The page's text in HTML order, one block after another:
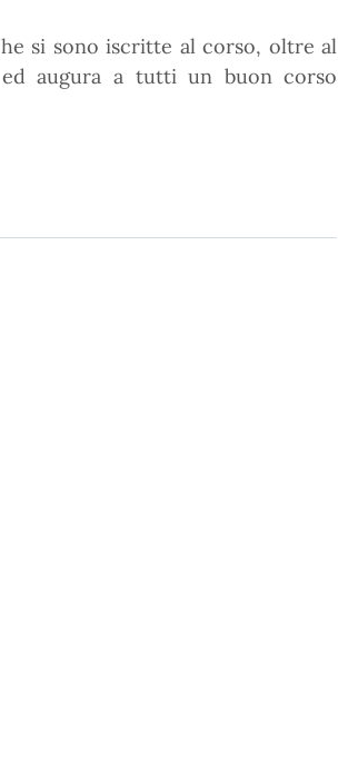
si sono iscritte al corso, oltre al
augura a tutti un buon corso